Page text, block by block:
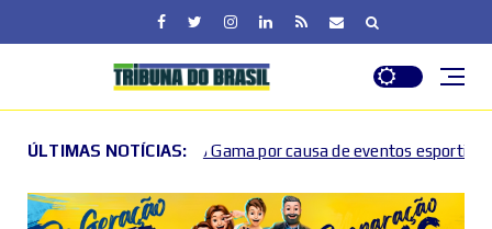
ÚLTIMAS NOTÍCIAS:
no Gama por causa de eventos esportivos e culturais 2026